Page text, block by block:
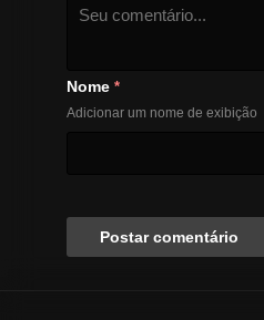
Nome *
Adicionar um nome de exibição